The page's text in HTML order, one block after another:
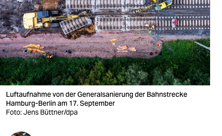
wahrheit
verlag
verlag
veranstaltungen
shop
fragen & hilfe
unterstützen
Luftaufnahme von der Generalsanierung der Bahnstrecke
Hamburg-Berlin am 17. September
Foto: Jens Büttner/dpa